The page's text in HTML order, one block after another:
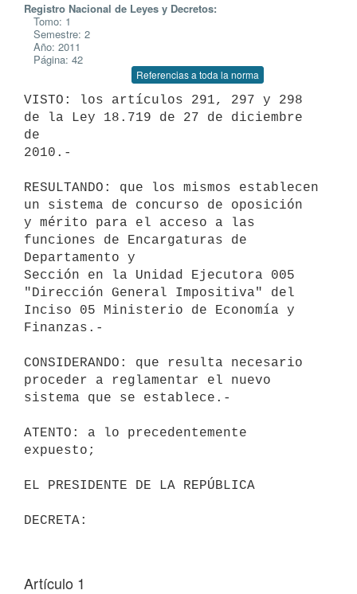
Registro Nacional de Leyes y Decretos:
Tomo: 1
Semestre: 2
Año: 2011
Página: 42
Referencias a toda la norma
VISTO: los artículos 291, 297 y 298
de la Ley 18.719 de 27 de diciembre
de
2010.-
RESULTANDO: que los mismos establecen
un sistema de concurso de oposición
y mérito para el acceso a las
funciones de Encargaturas de
Departamento y
Sección en la Unidad Ejecutora 005
"Dirección General Impositiva" del
Inciso 05 Ministerio de Economía y
Finanzas.-
CONSIDERANDO: que resulta necesario
proceder a reglamentar el nuevo
sistema que se establece.-
ATENTO: a lo precedentemente
expuesto;
EL PRESIDENTE DE LA REPÚBLICA
Artículo 1